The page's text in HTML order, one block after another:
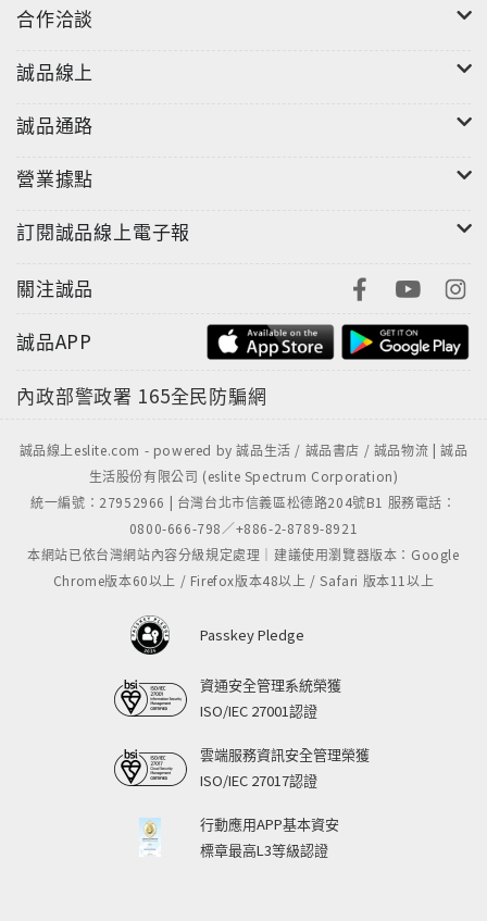
合作洽談
誠品線上
誠品通路
營業據點
訂閱誠品線上電子報
關注誠品
誠品APP
內政部警政署 165全民防騙網
誠品線上eslite.com - powered by 誠品生活 / 誠品書店 / 誠品物流 | 誠品
生活股份有限公司 (eslite Spectrum Corporation)
統一編號：27952966 | 台灣台北市信義區松德路204號B1 服務電話：
0800-666-798／+886-2-8789-8921
本網站已依台灣網站內容分級規定處理｜建議使用瀏覽器版本：Google
Chrome版本60以上 / Firefox版本48以上 / Safari 版本11以上
Passkey Pledge
資通安全管理系統榮獲
ISO/IEC 27001認證
雲端服務資訊安全管理榮獲
ISO/IEC 27017認證
行動應用APP基本資安
標章最高L3等級認證